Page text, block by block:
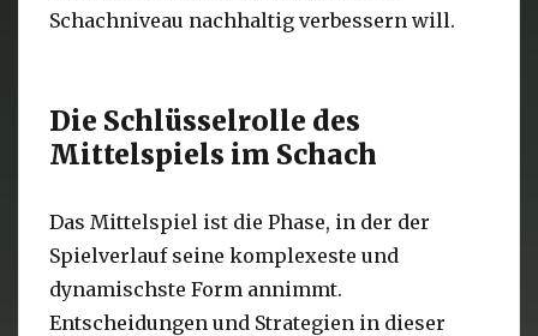
Schachniveau nachhaltig verbessern will.
Die Schlüsselrolle des
Mittelspiels im Schach
Das Mittelspiel ist die Phase, in der der
Spielverlauf seine komplexeste und
dynamischste Form annimmt.
Entscheidungen und Strategien in dieser